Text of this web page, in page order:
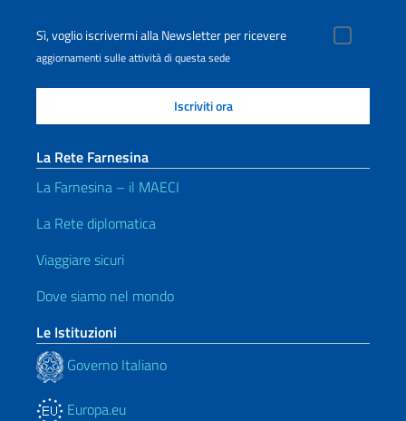
Sì, voglio iscrivermi alla Newsletter per ricevere
aggiornamenti sulle attività di questa sede
La Rete Farnesina
La Farnesina – il MAECI
La Rete diplomatica
Viaggiare sicuri
Dove siamo nel mondo
Le Istituzioni
Governo Italiano
Europa.eu